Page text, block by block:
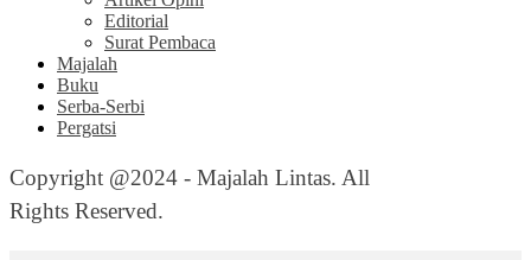
Editorial
Surat Pembaca
Majalah
Buku
Serba-Serbi
Pergatsi
Copyright @2024 - Majalah Lintas. All
Rights Reserved.